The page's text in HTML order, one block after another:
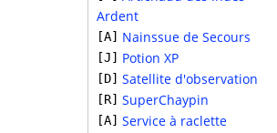
Ardent
[A] Nainssue de Secours
[J] Potion XP
[D] Satellite d'observation
[R] SuperChaypin
[A] Service à raclette